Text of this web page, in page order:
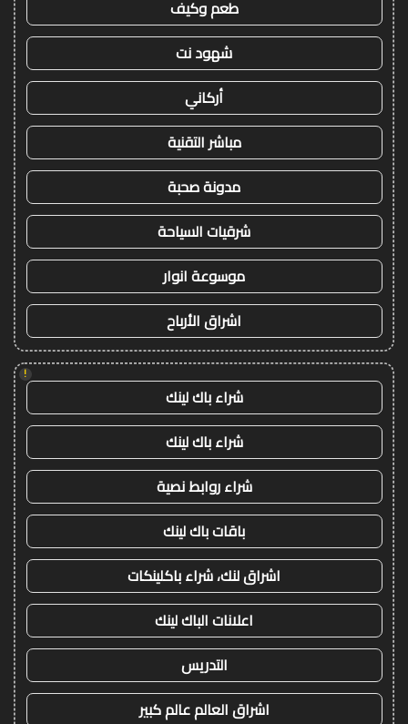
طعم وكيف
شهود نت
أركاني
مباشر التقنية
مدونة صحبة
شرقيات السياحة
موسوعة انوار
اشراق الأرباح
!
شراء باك لينك
شراء باك لينك
شراء روابط نصية
باقات باك لينك
اشراق لنك، شراء باكلينكات
اعلانات الباك لينك
التدريس
اشراق العالم عالم كبير